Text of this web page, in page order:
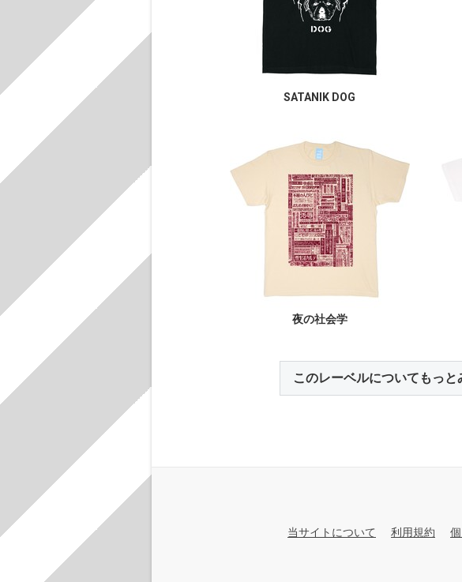
SATANIK DOG
夜の社会学
このレーベルについてもっと
当サイトについて 利用規約